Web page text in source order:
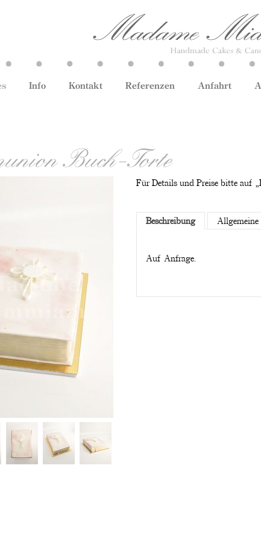
Info Kontakt Referenzen Anfahrt
Buch-Torte
Für Details und Preise bitte auf
Beschreibung Allgemeine
Auf Anfrage.